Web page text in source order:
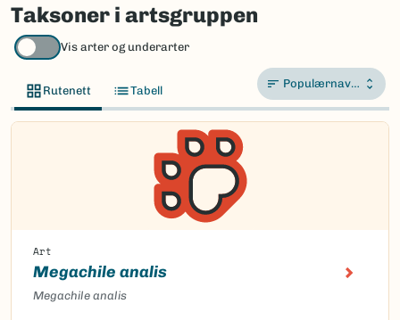
Taksoner i artsgruppen
Vis arter og underarter
Rutenett Tabell Populærnavn A-Å
Art
Megachile analis
Megachile analis